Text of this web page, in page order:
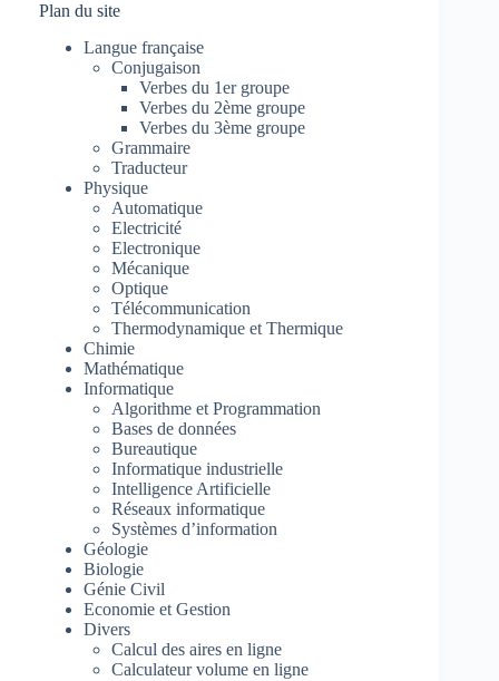
Plan du site
Langue française
Conjugaison
Verbes du 1er groupe
Verbes du 2ème groupe
Verbes du 3ème groupe
Grammaire
Traducteur
Physique
Automatique
Electricité
Electronique
Mécanique
Optique
Télécommunication
Thermodynamique et Thermique
Chimie
Mathématique
Informatique
Algorithme et Programmation
Bases de données
Bureautique
Informatique industrielle
Intelligence Artificielle
Réseaux informatique
Systèmes d’information
Géologie
Biologie
Génie Civil
Economie et Gestion
Divers
Calcul des aires en ligne
Calculateur volume en ligne